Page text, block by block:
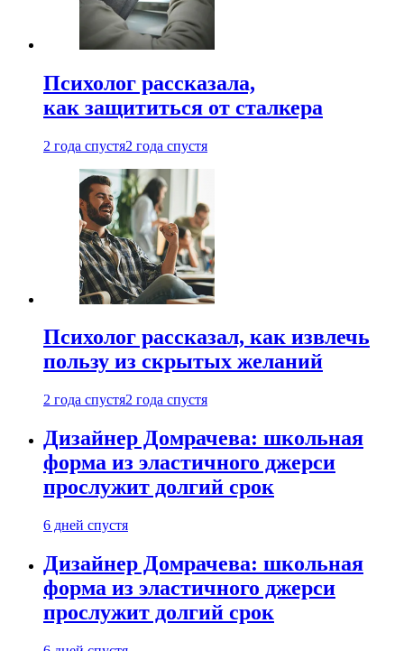
Психолог рассказала,
как защититься от сталкера
2 года спустя2 года спустя
Психолог рассказал, как извлечь
пользу из скрытых желаний
2 года спустя2 года спустя
Дизайнер Домрачева: школьная
форма из эластичного джерси
прослужит долгий срок
6 дней спустя
Дизайнер Домрачева: школьная
форма из эластичного джерси
прослужит долгий срок